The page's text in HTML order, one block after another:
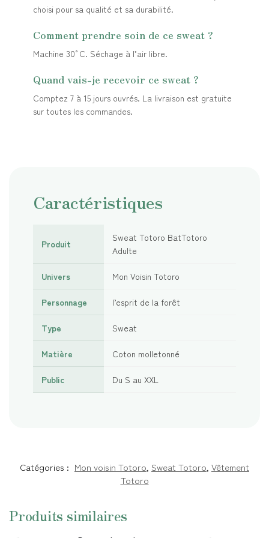
choisi pour sa qualité et sa durabilité.
Comment prendre soin de ce sweat ?
Machine 30°C. Séchage à l’air libre.
Quand vais-je recevoir ce sweat ?
Comptez 7 à 15 jours ouvrés. La livraison est gratuite
sur toutes les commandes.
Caractéristiques
Produit
Sweat Totoro BatTotoro
Adulte
Univers Mon Voisin Totoro
Personnage l’esprit de la forêt
Type Sweat
Matière Coton molletonné
Public Du S au XXL
Catégories : Mon voisin Totoro, Sweat Totoro, Vêtement
Totoro
Produits similaires